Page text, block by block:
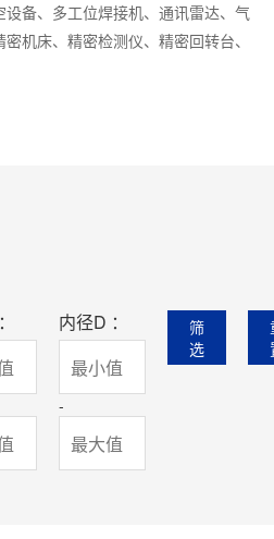
备、多工位焊接机、通讯雷达、气
机床、精密检测仪、精密回转台、
内径D ：
-
筛
选